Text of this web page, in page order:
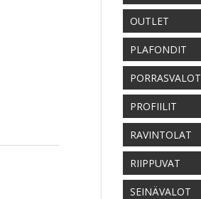
OUTLET
PLAFONDIT
PORRASVALOT
PROFIILIT
RAVINTOLAT
RIIPPUVAT
SEINÄVALOT